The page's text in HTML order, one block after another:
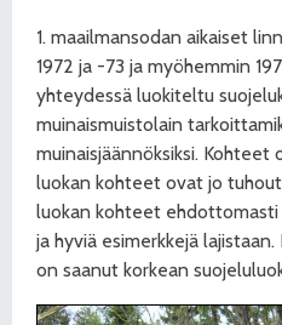
1. maailmansodan aikaiset
1972 ja -73 ja myöhemmin
yhteydessä luokiteltu
muinaismuistolain
muinaisjäännöksiksi. Kohteet
luokan kohteet ovat jo
luokan kohteet
ja hyviä esimerkkejä
on saanut korkean